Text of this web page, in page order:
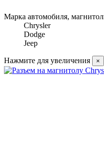
Марка автомобиля,
Chrysler
Dodge
Jeep
Нажмите для увеличения ×